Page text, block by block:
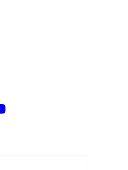
TORNA
PROIEZIONE
DEL FILM